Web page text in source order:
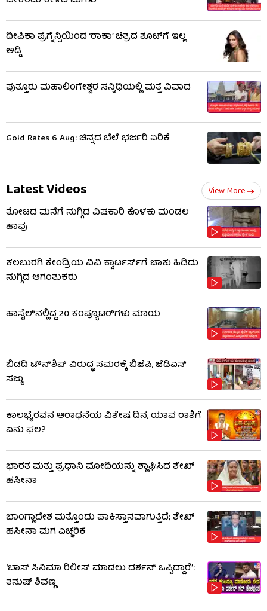
ದೀಪಿಕಾ ಪ್ರೆಗ್ನೆನ್ಸಿಯಿಂದ ‘ರಾಕಾ’ ಚಿತ್ರದ ಶೂಟ್​​ಗೆ ಇಲ್ಲ
ಅಡ್ಡಿ
ಪುತ್ತೂರು ಮಹಾಲಿಂಗೇಶ್ವರ ಸನ್ನಿಧಿಯಲ್ಲಿ ಮತ್ತೆ ವಿವಾದ
Gold Rates 6 Aug: ಚಿನ್ನದ ಬೆಲೆ ಭರ್ಜರಿ ಏರಿಕೆ
Latest Videos View More
ತೋಟದ ಮನೆಗೆ ನುಗ್ಗಿದ ವಿಷಕಾರಿ ಕೊಳಕು ಮಂಡಲ
ಹಾವು
ಕಲಬುರಗಿ ಕೇಂದ್ರಿಯ ವಿವಿ ಕ್ವಾರ್ಟರ್ಸ್‌ಗೆ ಚಾಕು ಹಿಡಿದು
ನುಗ್ಗಿದ ಆಗಂತುಕರು
ಹಾಸ್ಟೆಲ್‌ನಲ್ಲಿದ್ದ 20 ಕಂಪ್ಯೂಟರ್‌ಗಳು ಮಾಯ
ಬಿಡದಿ ಟೌನ್‌ಶಿಪ್ ವಿರುದ್ಧ ಸಮರಕ್ಕೆ ಬಿಜೆಪಿ, ಜೆಡಿಎಸ್
ಸಜ್ಜು
ಕಾಲಭೈರವನ ಆರಾಧನೆಯ ವಿಶೇಷ ದಿನ, ಯಾವ ರಾಶಿಗೆ
ಏನು ಫಲ?
ಭಾರತ ಮತ್ತು ಪ್ರಧಾನಿ ಮೋದಿಯನ್ನು ಶ್ಲಾಘಿಸಿದ ಶೇಖ್
ಹಸೀನಾ
ಬಾಂಗ್ಲಾದೇಶ ಮತ್ತೊಂದು ಪಾಕಿಸ್ತಾನವಾಗುತ್ತಿದೆ; ಶೇಖ್
ಹಸೀನಾ ಮಗ ಎಚ್ಚರಿಕೆ
‘ಬಾಸ್ ಸಿನಿಮಾ ರಿಲೀಸ್ ಮಾಡಲು ದರ್ಶನ್ ಒಪ್ಪಿದ್ದಾರೆ’:
ತನುಷ್ ಶಿವಣ್ಣ